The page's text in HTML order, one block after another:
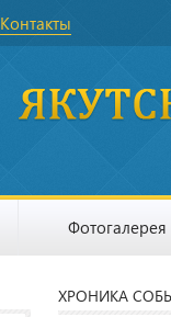
Контакты
Фотогалерея
ХРОНИКА